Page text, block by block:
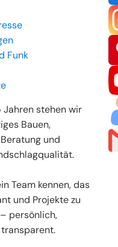
Funk
Jahren stehen wir
Bauen,
und
Team kennen, das
und Projekte zu
persönlich,